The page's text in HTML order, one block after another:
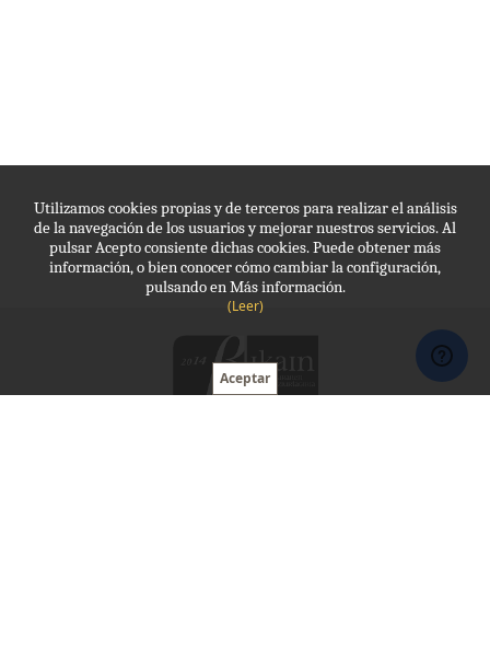
Utilizamos cookies propias y de terceros para realizar el análisis
de la navegación de los usuarios y mejorar nuestros servicios. Al
pulsar Acepto consiente dichas cookies. Puede obtener más
información, o bien conocer cómo cambiar la configuración,
pulsando en Más información.
(Leer)